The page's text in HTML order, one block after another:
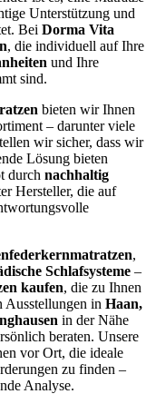
Unterstützung und
Bei Dorma Vita
, die individuell auf Ihre
und Ihre
sind.
bieten wir Ihnen
– darunter viele
wir sicher, dass wir
Lösung bieten
durch nachhaltig
Hersteller, die auf
,
Schlafsysteme –
kaufen, die zu Ihnen
Ausstellungen in Haan,
in der Nähe
beraten. Unsere
vor Ort, die ideale
zu finden –
Analyse.